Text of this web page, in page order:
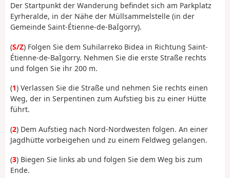
Der Startpunkt der Wanderung befindet sich am Parkplatz
Eyrheralde, in der Nähe der Müllsammelstelle (in der
Gemeinde Saint-Étienne-de-BaÏgorry).
(S/Z) Folgen Sie dem Suhilarreko Bidea in Richtung Saint-
Étienne-de-BaÏgorry. Nehmen Sie die erste Straße rechts
und folgen Sie ihr 200 m.
(1) Verlassen Sie die Straße und nehmen Sie rechts einen
Weg, der in Serpentinen zum Aufstieg bis zu einer Hütte
führt.
(2) Dem Aufstieg nach Nord-Nordwesten folgen. An einer
Jagdhütte vorbeigehen und zu einem Feldweg gelangen.
(3) Biegen Sie links ab und folgen Sie dem Weg bis zum
Ende.